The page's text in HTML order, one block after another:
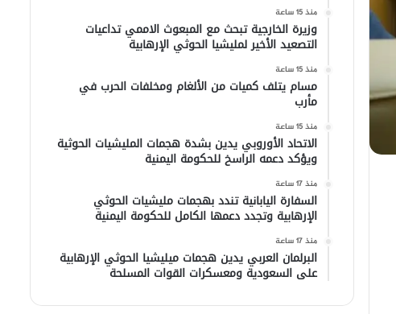
منذ 15 ساعة
وزيرة الخارجية تبحث مع المبعوث الاممي تداعيات
التصعيد الأخير لمليشيا الحوثي الإرهابية
منذ 15 ساعة
مسام يتلف كميات من الألغام ومخلفات الحرب في
مأرب
منذ 15 ساعة
الاتحاد الأوروبي يدين بشدة هجمات المليشيات الحوثية
ويؤكد دعمه الراسخ للحكومة اليمنية
منذ 17 ساعة
السفارة اليابانية تندد بهجمات مليشيات الحوثي
الإرهابية وتجدد دعمها الكامل للحكومة اليمنية
منذ 17 ساعة
البرلمان العربي يدين هجمات ميليشيا الحوثي الإرهابية
على السعودية ومعسكرات القوات المسلحة